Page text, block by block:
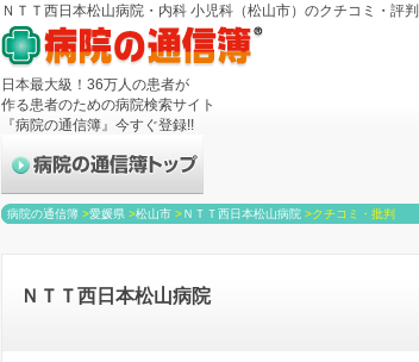
ＮＴＴ西日本松山病院・内科 小児科（松山市）のクチコミ・評
日本最大級！36万人の患者が
作る患者のための病院検索サイト
『病院の通信簿』今すぐ登録!!
病院の通信簿 >愛媛県 >松山市 >ＮＴＴ西日本松山病院 >クチコミ・批判
ＮＴＴ西日本松山病院